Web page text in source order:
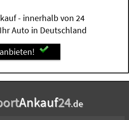
- innerhalb von 24
Auto in Deutschland
Ankauf24.de